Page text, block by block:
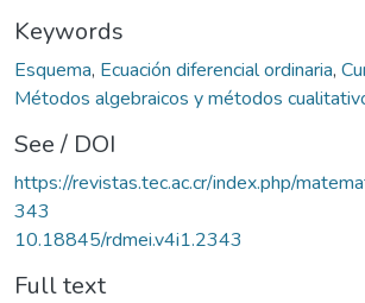
Keywords
Esquema, Ecuación diferencial ordinaria,
Métodos algebraicos y métodos
See / DOI
https://revistas.tec.ac.cr/index.php/
343
10.18845/rdmei.v4i1.2343
Full text